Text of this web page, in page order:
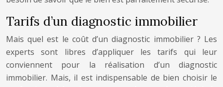
Tarifs d’un diagnostic immobilier
Mais quel est le coût d’un diagnostic immobilier ? Les
experts sont libres d’appliquer les tarifs qui leur
conviennent pour la réalisation d’un diagnostic
immobilier. Mais, il est indispensable de bien choisir le